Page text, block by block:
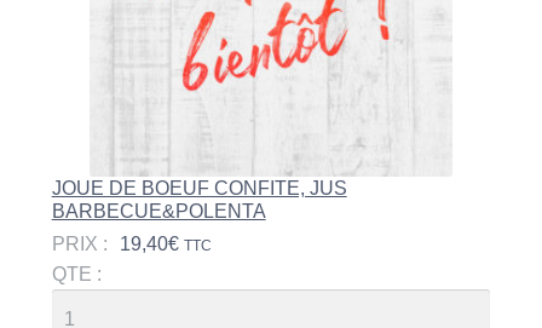
JOUE DE BOEUF CONFITE, JUS
BARBECUE&POLENTA
PRIX :
19,40€ TTC
QTE :